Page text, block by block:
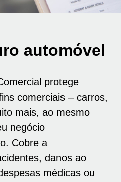
automóvel
protege
comerciais – carros,
mais, ao mesmo
negócio
Cobre a
danos ao
médicas ou